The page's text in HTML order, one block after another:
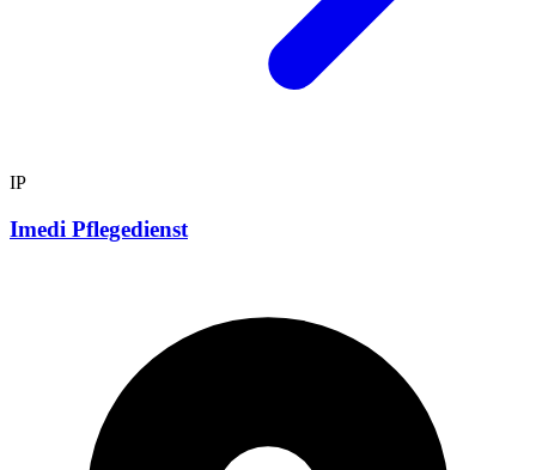
IP
Imedi Pflegedienst